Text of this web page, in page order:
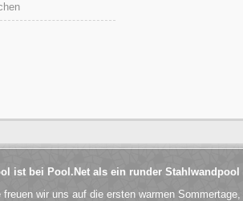
ist bei Pool.Net als ein runder Stahlwandpool
wir uns auf die ersten warmen